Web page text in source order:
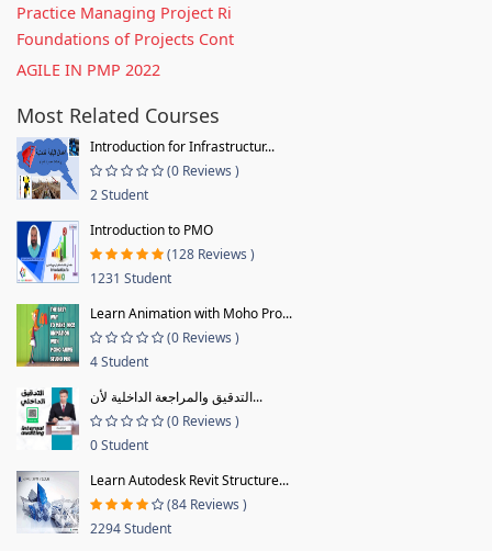
Practice Managing Project Ri
Foundations of Projects Cont
AGILE IN PMP 2022
Most Related Courses
Introduction for Infrastructur...
(0 Reviews )
2 Student
Introduction to PMO
(128 Reviews )
1231 Student
Learn Animation with Moho Pro...
(0 Reviews )
4 Student
التدقيق والمراجعة الداخلية لأن...
(0 Reviews )
0 Student
Learn Autodesk Revit Structure...
(84 Reviews )
2294 Student